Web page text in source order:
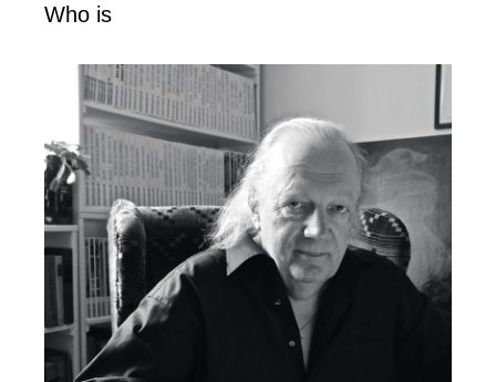
Who is